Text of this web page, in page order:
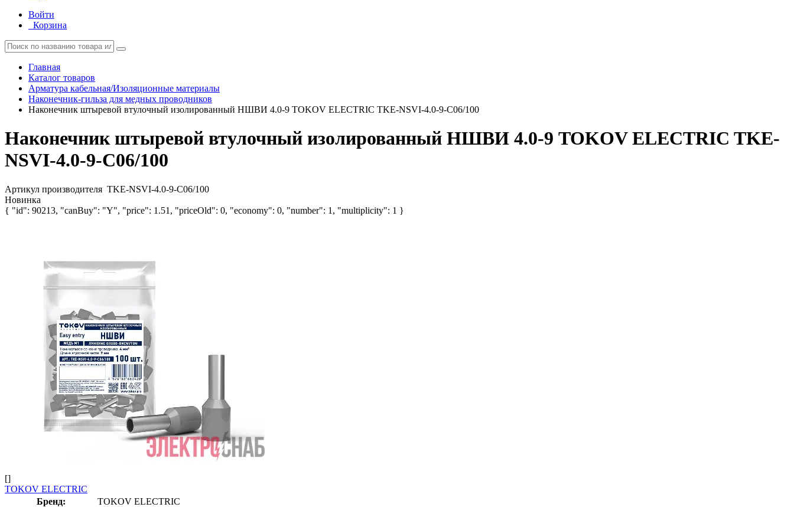
Войти
Корзина
Главная
Каталог товаров
Арматура кабельная/Изоляционные материалы
Наконечник-гильза для медных проводников
Наконечник штыревой втулочный изолированный НШВИ 4.0-9 TOKOV ELECTRIC TKE-NSVI-4.0-9-C06/100
Наконечник штыревой втулочный изолированный НШВИ 4.0-9 TOKOV ELECTRIC TKE-
NSVI-4.0-9-C06/100
Артикул производителя TKE-NSVI-4.0-9-C06/100
Новинка
{ "id": 90213, "canBuy": "Y", "price": 1.51, "priceOld": 0, "economy": 0, "number": 1, "multiplicity": 1 }
[]
TOKOV ELECTRIC
Бренд:
TOKOV ELECTRIC